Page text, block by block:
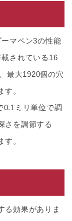
マペン3の性能
されている16
最大1920個の穴
。
0.1ミリ単位で調
さを調節する
。
る効果がありま